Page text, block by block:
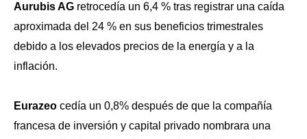
Aurubis AG retrocedía un 6,4 % tras registrar una caída
aproximada del 24 % en sus beneficios trimestrales
debido a los elevados precios de la energía y a la
inflación.
Eurazeo cedía un 0,8% después de que la compañía
francesa de inversión y capital privado nombrara una